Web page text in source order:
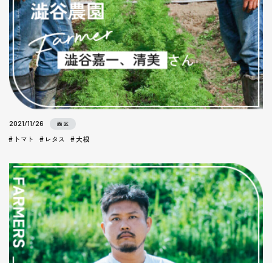
2021/11/26 西区
トマト レタス 大根